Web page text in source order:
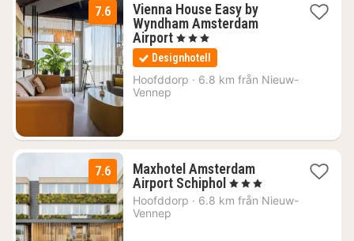
7.6
Vienna House Easy by
Wyndham Amsterdam
Airport1
natt
från
963
, 3 Stjärnor
Designhotell
Hoofddorp · 6.8 km från Nieuw-
Vennep
7.6
Maxhotel Amsterdam
Airport Schiphol 1
natt
, 3 Stjärnor
Hoofddorp · 6.8 km från Nieuw-
Vennep